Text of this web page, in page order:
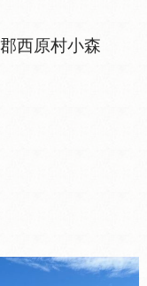
西原村小森